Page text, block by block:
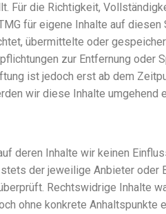
Für die Richtigkeit,
für eigene Inhalte auf
übermittelte oder
zur Entfernung oder
ist jedoch erst ab dem
wir diese Inhalte umgehend
deren Inhalte wir keinen
der jeweilige Anbieter
Rechtswidrige Inhalte
ohne konkrete Anhaltspunkte